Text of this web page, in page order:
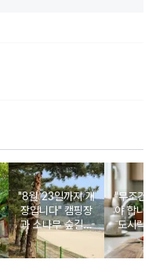
"8월 23일까지 개
장입니다" 캠핑장
과 소나무 숲길이
붙어있는 조용한
남해 해수욕장
"무조건
야 합니
도시락
마토 꼭
넣으면